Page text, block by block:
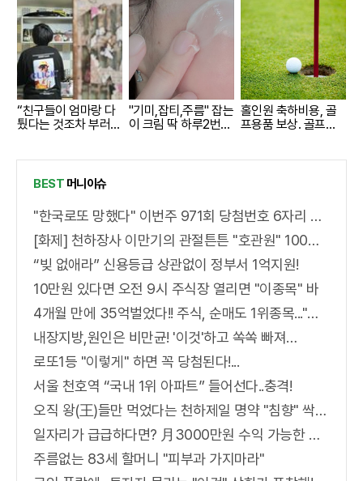
“친구들이 엄마랑 다
퉜다는 것조차 부러워
"기미,잡티,주름" 잡는
이 크림 딱 하루2번
홀인원 축하비용, 골
프용품 보상. 골프보
BEST 머니이슈
"한국로또 망했다" 이번주 971회 당첨번호 6자리 모두 유출...관계자 실수로 "비상"!
[화제] 천하장사 이만기의 관절튼튼 "호관원" 100%당첨 혜택 난리나!!
“빚 없애라” 신용등급 상관없이 정부서 1억지원!
10만원 있다면 오전 9시 주식장 열리면 "이종목" 바
4개월 만에 35억벌었다!! 주식, 순매도 1위종목..."충격"
내장지방,원인은 비만균! '이것'하고 쏙쏙 빠져…
로또1등 "이렇게" 하면 꼭 당첨된다!...
서울 천호역 “국내 1위 아파트” 들어선다..충격!
오직 왕(王)들만 먹었다는 천하제일 명약 "침향" 싹쓰리 완판!! 왜 난리났나 봤더니..경악!
일자리가 급급하다면? 月3000만원 수익 가능한 이 "자격증" 주목받고 있어..
주름없는 83세 할머니 "피부과 가지마라"